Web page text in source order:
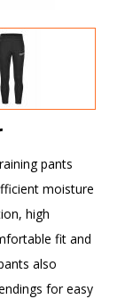
pants
moisture
high
fit and
also
for easy